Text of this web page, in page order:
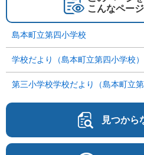
こんなペー
島本町立第四小学校
学校だより（島本町立第四小学校）
第三小学校学校だより（島本町立第
見つから